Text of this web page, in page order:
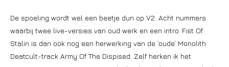
De spoeling wordt wel een beetje dun op V2. Acht nummers
waarbij twee live-versies van oud werk en een intro. Fist Of
Stalin is dan ook nog een herwerking van de ‘oude’ Monolith
Deatcult-track Army Of The Dispised. Zelf herken ik het